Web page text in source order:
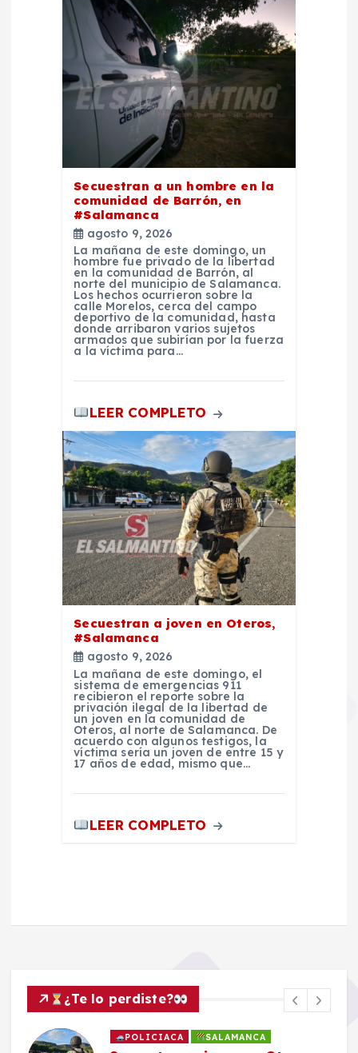
Secuestran a un hombre en la
comunidad de Barrón, en
#Salamanca
agosto 9, 2026
La mañana de este domingo, un
hombre fue privado de la libertad
en la comunidad de Barrón, al
norte del municipio de Salamanca.
Los hechos ocurrieron sobre la
calle Morelos, cerca del campo
deportivo de la comunidad, hasta
donde arribaron varios sujetos
armados que subirían por la fuerza
a la víctima para…
LEER COMPLETO
Secuestran a joven en Oteros,
#Salamanca
agosto 9, 2026
La mañana de este domingo, el
sistema de emergencias 911
recibieron el reporte sobre la
privación ilegal de la libertad de
un joven en la comunidad de
Oteros, al norte de Salamanca. De
acuerdo con algunos testigos, la
víctima sería un joven de entre 15 y
17 años de edad, mismo que…
LEER COMPLETO
¿Te lo perdiste?
POLICIACA SALAMANCA